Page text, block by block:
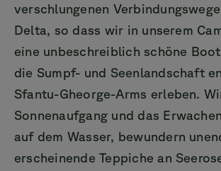
verschlungenen
Delta, so dass wir in unserem
eine unbeschreiblich schöne
die Sumpf- und Seenlandschaft
Sfantu-Gheorge-Arms erleben.
Sonnenaufgang und das
auf dem Wasser, bewundern
erscheinende Teppiche an